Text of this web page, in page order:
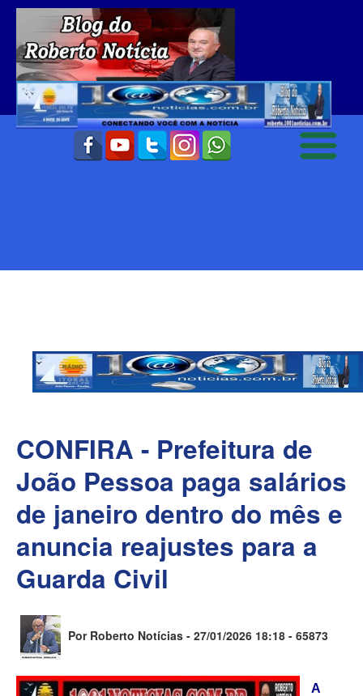
CONFIRA - Prefeitura de
João Pessoa paga salários
de janeiro dentro do mês e
anuncia reajustes para a
Guarda Civil
Por Roberto Notícias - 27/01/2026 18:18 - 65873
A